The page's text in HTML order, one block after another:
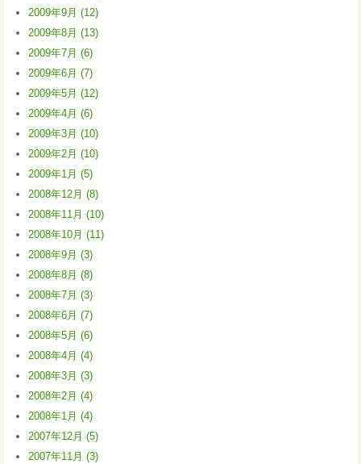
2009年9月 (12)
2009年8月 (13)
2009年7月 (6)
2009年6月 (7)
2009年5月 (12)
2009年4月 (6)
2009年3月 (10)
2009年2月 (10)
2009年1月 (5)
2008年12月 (8)
2008年11月 (10)
2008年10月 (11)
2008年9月 (3)
2008年8月 (8)
2008年7月 (3)
2008年6月 (7)
2008年5月 (6)
2008年4月 (4)
2008年3月 (3)
2008年2月 (4)
2008年1月 (4)
2007年12月 (5)
2007年11月 (3)